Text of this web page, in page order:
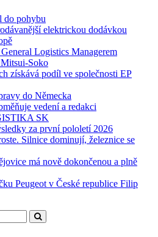
do pohybu
elektrickou dodávkou
Logistics Managerem
Soko
získává podíl ve společnosti EP
do Německa
vedení a redakci
SK
za první pololetí 2026
Silnice dominují, železnice se
má nově dokončenou a plně
Peugeot v České republice Filip
Vyhledávání